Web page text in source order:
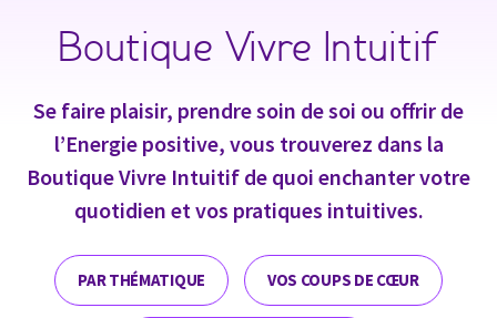
Boutique Vivre Intuitif
Se faire plaisir, prendre soin de soi ou offrir de
l’Energie positive, vous trouverez dans la
Boutique Vivre Intuitif de quoi enchanter votre
quotidien et vos pratiques intuitives.
PAR THÉMATIQUE VOS COUPS DE CŒUR